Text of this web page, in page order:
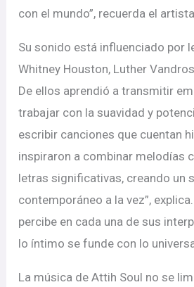
con el mundo”, recuerda el
Su sonido está influenciado por
Whitney Houston, Luther
De ellos aprendió a transmitir
trabajar con la suavidad y
escribir canciones que cuentan
inspiraron a combinar melodías
letras significativas, creando un
contemporáneo a la vez”,
percibe en cada una de sus
lo íntimo se funde con lo
La música de Attih Soul no se